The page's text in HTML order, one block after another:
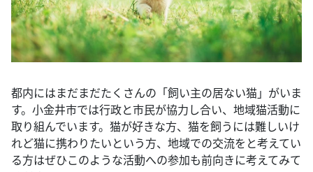
都内にはまだまだたくさんの「飼い主の居ない猫」がいま
す。小金井市では行政と市民が協力し合い、地域猫活動に
取り組んでいます。猫が好きな方、猫を飼うには難しいけ
れど猫に携わりたいという方、地域での交流をと考えてい
る方はぜひこのような活動への参加も前向きに考えてみて